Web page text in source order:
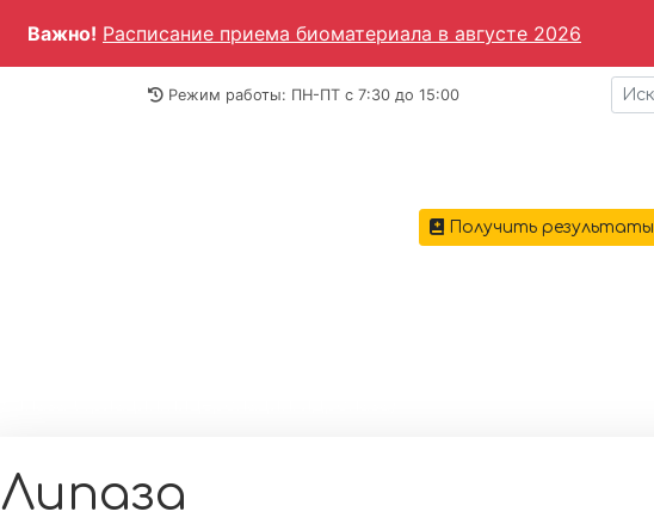
Важно! Расписание приема биоматериала в августе 2026
Режим работы: ПН-ПТ c 7:30 до 15:00
Получить результаты
Липаза